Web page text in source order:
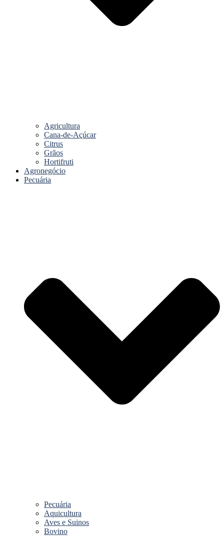
Agricultura
Cana-de-Açúcar
Citrus
Grãos
Hortifruti
Agronegócio
Pecuária
Pecuária
Aquicultura
Aves e Suinos
Bovino